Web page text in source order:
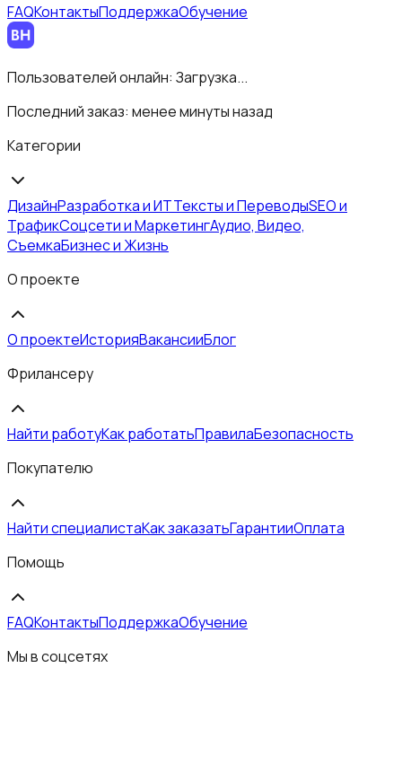
FAQКонтактыПоддержкаОбучение
Пользователей онлайн: Загрузка...
Последний заказ: менее минуты назад
Категории
ДизайнРазработка и ИТТексты и ПереводыSEO и
ТрафикСоцсети и МаркетингАудио, Видео,
СъемкаБизнес и Жизнь
О проекте
О проектеИсторияВакансииБлог
Фрилансеру
Найти работуКак работатьПравилаБезопасность
Покупателю
Найти специалистаКак заказатьГарантииОплата
Помощь
FAQКонтактыПоддержкаОбучение
Мы в соцсетях